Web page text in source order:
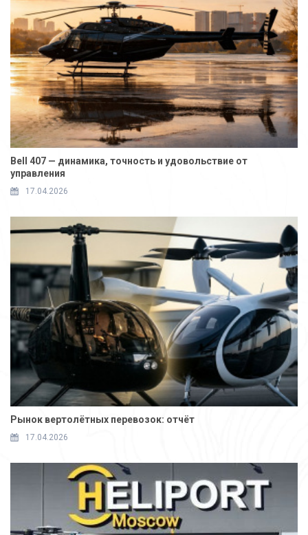
Bell 407 — динамика, точность и удовольствие от
управления
17.04.2026
Рынок вертолётных перевозок: отчёт
17.04.2026